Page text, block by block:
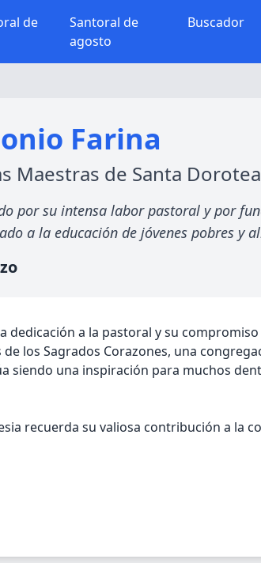
de
Santoral de
agosto
Buscador
Farina
Maestras de Santa Dorotea
por su intensa labor pastoral y por
a la educación de jóvenes pobres y
a la pastoral y su
los Sagrados Corazones, una
siendo una inspiración para muchos
recuerda su valiosa contribución a la